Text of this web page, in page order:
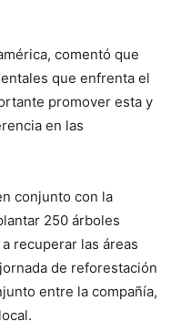
comentó que
que enfrenta el
promover esta y
en las
conjunto con la
250 árboles
recuperar las áreas
de reforestación
entre la compañía,